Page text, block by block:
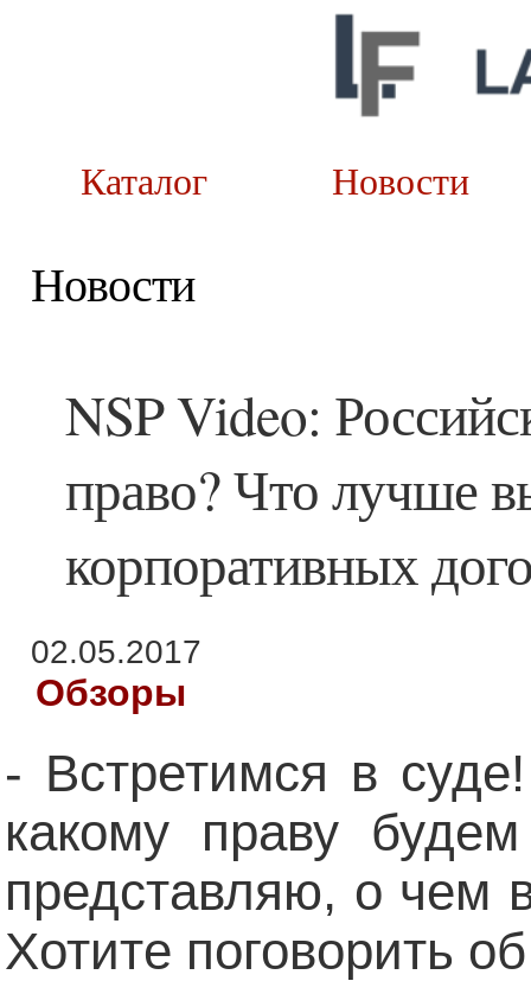
Каталог
Новости
NSP Video:
право? Что лучше
корпоративных
02.05.2017
Обзоры
- Встретимся в
какому праву
представляю, о чем
Хотите поговорить